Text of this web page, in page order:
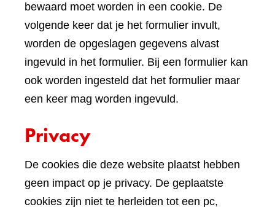
bewaard moet worden in een cookie. De
volgende keer dat je het formulier invult,
worden de opgeslagen gegevens alvast
ingevuld in het formulier. Bij een formulier kan
ook worden ingesteld dat het formulier maar
een keer mag worden ingevuld.
Privacy
De cookies die deze website plaatst hebben
geen impact op je privacy. De geplaatste
cookies zijn niet te herleiden tot een pc,